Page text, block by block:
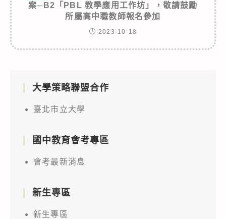
案─B2「PBL 教學應用工作坊」，敬請鼓勵
所屬高中職教師報名參加
2023-10-18
大學策略聯盟合作
臺北市立大學
國中教育會考專區
會考最新消息
新生專區
新生專區